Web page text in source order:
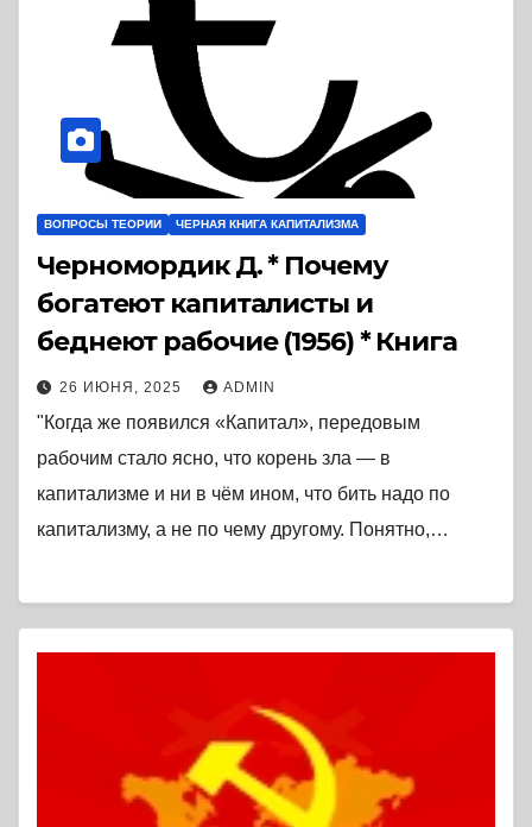
ВОПРОСЫ ТЕОРИИ ЧЕРНАЯ КНИГА КАПИТАЛИЗМА
Черномордик Д. * Почему
богатеют капиталисты и
беднеют рабочие (1956) * Книга
26 ИЮНЯ, 2025 ADMIN
"Когда же появился «Капитал», передовым
рабочим стало ясно, что корень зла — в
капитализме и ни в чём ином, что бить надо по
капитализму, а не по чему другому. Понятно,…